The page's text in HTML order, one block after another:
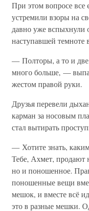
При этом вопросе все
устремили взоры на
давно уже вспыхнули
наступавшей темноте
— Полторы, а то и
много больше, —
жестом правой руки.
Друзья перевели
карман за носовым
стал вытирать
— Хотите знать,
Тебе, Ахмет, продают
но и поношенное.
поношенные вещи
мешок, и вместе всё
это в разные мешки.